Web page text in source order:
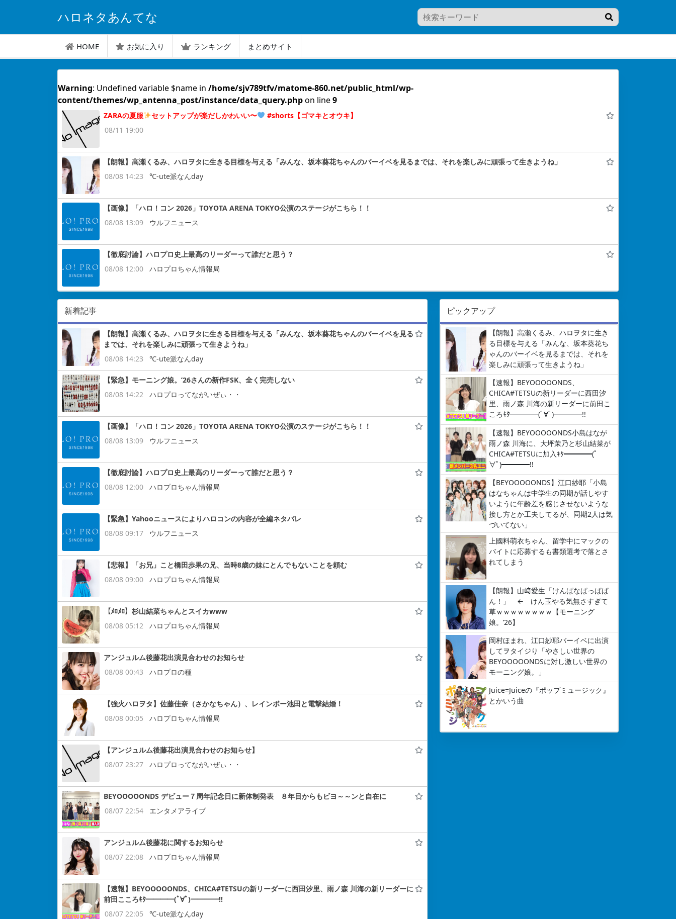
ハロネタあんてな
HOME お気に入り ランキング まとめサイト
Warning: Undefined variable $name in /home/sjv789tfv/matome-860.net/public_html/wp-
content/themes/wp_antenna_post/instance/data_query.phpon line9
ZARAの夏服 セットアップが楽だしかわいい〜
#shorts【ゴマキとオウキ】
08/11 19:00
【朗報】高瀬くるみ、ハロヲタに生きる目標を与える「みんな、坂本葵花ちゃんのバーイベを見るまでは、それを楽しみに頑張って生きようね」
08/08 14:23
℃-ute派なんday
【画像】「ハロ！コン 2026」TOYOTA ARENA TOKYO公演のステージがこちら！！
08/08 13:09
ウルフニュース
【徹底討論】ハロプロ史上最高のリーダーって誰だと思う？
08/08 12:00
ハロプロちゃん情報局
ピックアップ
【朗報】高瀬くるみ、ハロヲタに生き
る目標を与える「みんな、坂本葵花ち
ゃんのバーイベを見るまでは、それを
楽しみに頑張って生きようね」
【速報】BEYOOOOONDS、
CHICA#TETSUの新リーダーに西田汐
里、雨ノ森 川海の新リーダーに前田こ
ころｷﾀ━━━━(ﾟ∀ﾟ)━━━━!!
【速報】BEYOOOOONDS小島はなが
雨ノ森 川海に、大坪茉乃と杉山結菜が
CHICA#TETSUに加入ｷﾀ━━━━(ﾟ
∀ﾟ)━━━━!!
【BEYOOOOONDS】江口紗耶「小島
はなちゃんは中学生の同期が話しやす
いように年齢差を感じさせないような
接し方とか工夫してるが、同期2人は気
づいてない」
上國料萌衣ちゃん、留学中にマックの
バイトに応募するも書類選考で落とさ
れてしまう
【朗報】山﨑愛生「けんぱなぱっぱぱ
ん！」 ← けん玉やる気無さすぎて
草ｗｗｗｗｗｗｗｗ【モーニング
娘。’26】
岡村ほまれ、江口紗耶バーイベに出演
してヲタイジり「やさしい世界の
BEYOOOOONDSに対し激しい世界の
モーニング娘。」
Juice=Juiceの『ポップミュージック』
とかいう曲
新着記事
【朗報】高瀬くるみ、ハロヲタに生きる目標を与える「みんな、坂本葵花ちゃんのバーイベを見る
までは、それを楽しみに頑張って生きようね」
08/08 14:23
℃-ute派なんday
【緊急】モーニング娘。’26さんの新作FSK、全く完売しない
08/08 14:22
ハロプロってながいぜぃ・・
【画像】「ハロ！コン 2026」TOYOTA ARENA TOKYO公演のステージがこちら！！
08/08 13:09
ウルフニュース
【徹底討論】ハロプロ史上最高のリーダーって誰だと思う？
08/08 12:00
ハロプロちゃん情報局
【緊急】Yahooニュースによりハロコンの内容が全編ネタバレ
08/08 09:17
ウルフニュース
【悲報】「お兄」こと橋田歩果の兄、当時8歳の妹にとんでもないことを頼む
08/08 09:00
ハロプロちゃん情報局
【ﾒﾛﾒﾛ】杉山結菜ちゃんとスイカwww
08/08 05:12
ハロプロちゃん情報局
アンジュルム後藤花出演見合わせのお知らせ
08/08 00:43
ハロプロの種
【強火ハロヲタ】佐藤佳奈（さかなちゃん）、レインボー池田と電撃結婚！
08/08 00:05
ハロプロちゃん情報局
【アンジュルム後藤花出演見合わせのお知らせ】
08/07 23:27
ハロプロってながいぜぃ・・
BEYOOOOONDS デビュー７周年記念日に新体制発表 ８年目からもビヨ～～ンと自在に
08/07 22:54
エンタメアライブ
アンジュルム後藤花に関するお知らせ
08/07 22:08
ハロプロちゃん情報局
【速報】BEYOOOOONDS、CHICA#TETSUの新リーダーに西田汐里、雨ノ森 川海の新リーダーに
前田こころｷﾀ━━━━(ﾟ∀ﾟ)━━━━!!
08/07 22:05
℃-ute派なんday